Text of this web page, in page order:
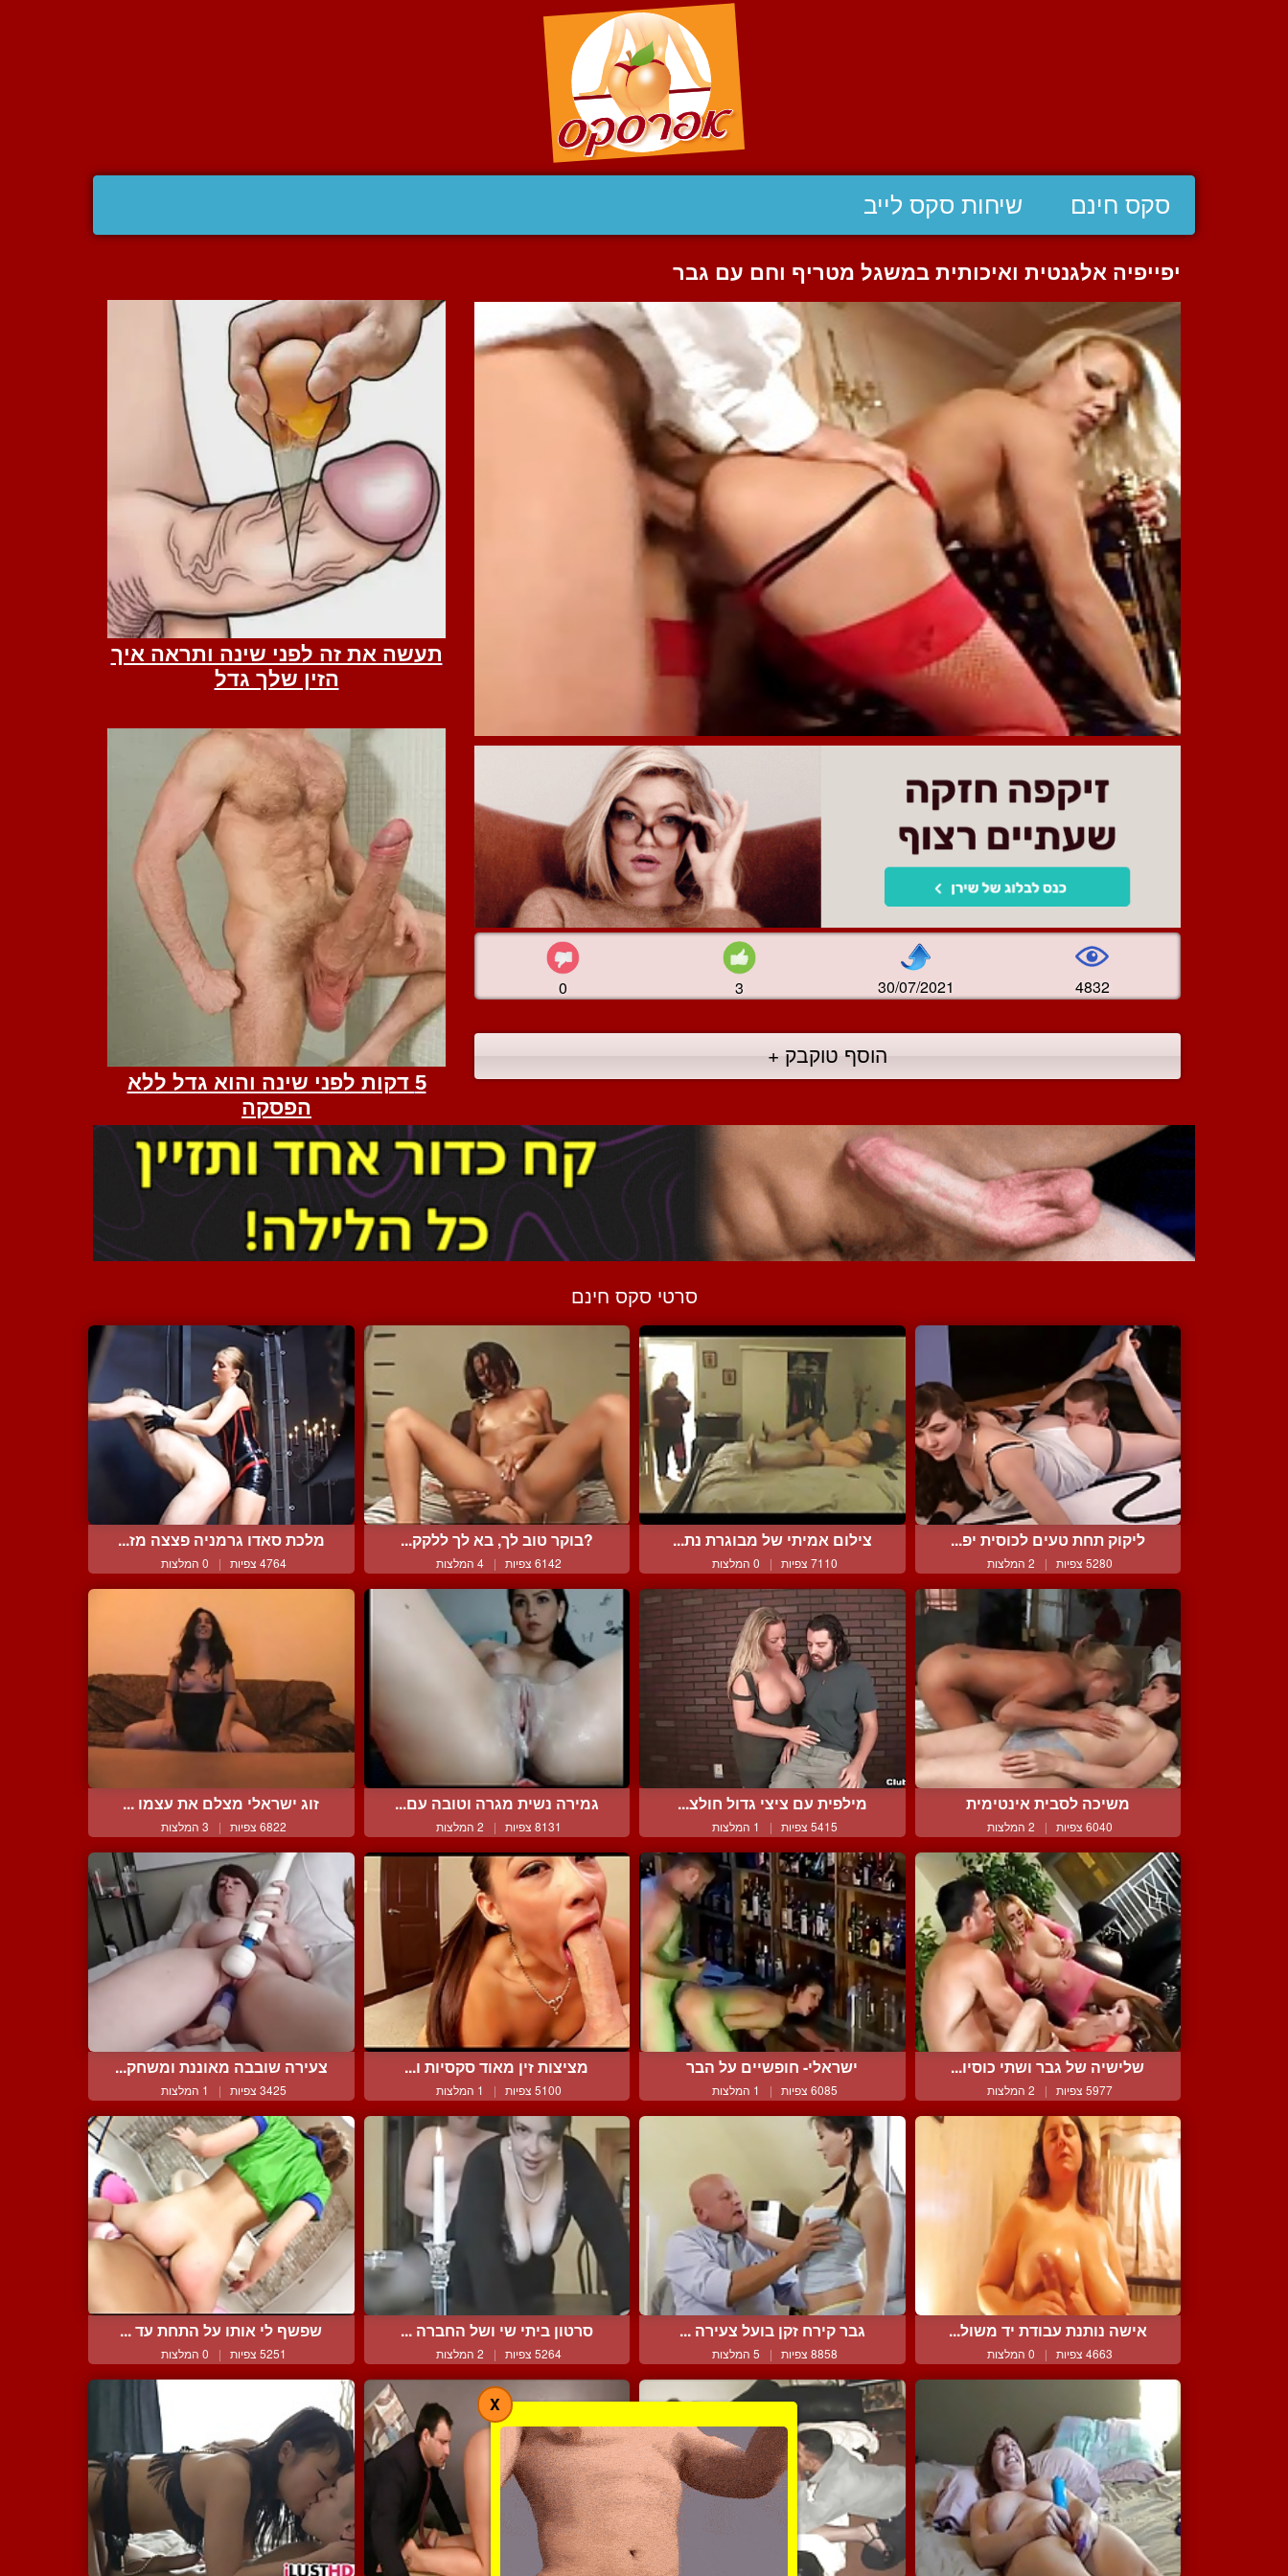
סקס חינם שיחות סקס לייב
יפייפיה אלגנטית ואיכותית במשגל מטריף וחם עם גבר
0 3 30/07/2021 4832
הוסף טוקבק +
סרטי סקס חינם
ליקוק תחת טעים לכוסית יפ...
5280 צפיות | 2 המלצות
צילום אמיתי של מבוגרת נת...
7110 צפיות | 0 המלצות
?בוקר טוב לך, בא לך ללקק...
6142 צפיות | 4 המלצות
מלכת סאדו גרמניה פצצה מז...
4764 צפיות | 0 המלצות
משיכה לסבית אינטימית
6040 צפיות | 2 המלצות
מילפית עם ציצי גדול חולצ...
5415 צפיות | 1 המלצות
גמירה נשית מגרה וטובה עם...
8131 צפיות | 2 המלצות
זוג ישראלי מצלם את עצמו ...
6822 צפיות | 3 המלצות
שלישיה של גבר ושתי כוסיו...
5977 צפיות | 2 המלצות
ישראלי- חופשיים על הבר
6085 צפיות | 1 המלצות
מציצות זין מאוד סקסיות ו...
5100 צפיות | 1 המלצות
צעירה שובבה מאוננת ומשחק...
3425 צפיות | 1 המלצות
אישה נותנת עבודת יד משול...
4663 צפיות | 0 המלצות
גבר קירח זקן בועל צעירה ...
8858 צפיות | 5 המלצות
סרטון ביתי שי ושל החברה ...
5264 צפיות | 2 המלצות
שפשף לי אותו על התחת עד ...
5251 צפיות | 0 המלצות
X